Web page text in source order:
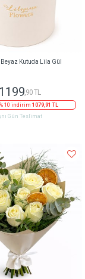
Kutuda Lila Gül
1199,90 TL
10 indirim 1079,91 TL
Gün Teslimat